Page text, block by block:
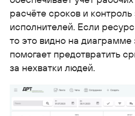
расчёте сроков и контроль
исполнителей. Если
то это видно на диаграмме
помогает предотвратить
за нехватки людей.